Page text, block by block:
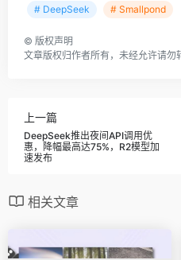
# DeepSeek
# Smallpond
© 版权声明
文章版权归作者所有，未经允许请勿
上一篇
DeepSeek推出夜间API调用优
惠，降幅最高达75%，R2模型加
速发布
相关文章